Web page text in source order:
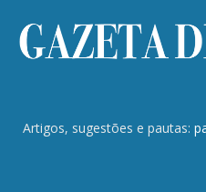
Artigos, sugestões e pautas: